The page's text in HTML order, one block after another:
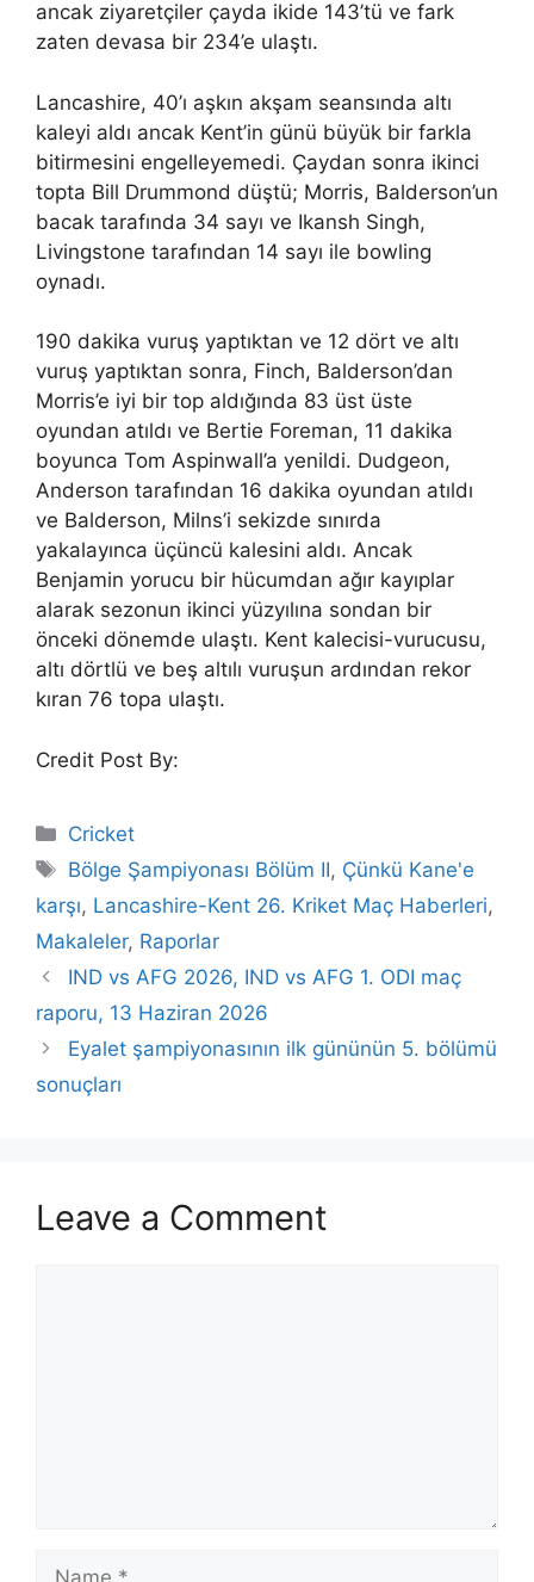
ancak ziyaretçiler çayda ikide 143’tü ve fark
zaten devasa bir 234’e ulaştı.
Lancashire, 40’ı aşkın akşam seansında altı
kaleyi aldı ancak Kent’in günü büyük bir farkla
bitirmesini engelleyemedi. Çaydan sonra ikinci
topta Bill Drummond düştü; Morris, Balderson’un
bacak tarafında 34 sayı ve Ikansh Singh,
Livingstone tarafından 14 sayı ile bowling
oynadı.
190 dakika vuruş yaptıktan ve 12 dört ve altı
vuruş yaptıktan sonra, Finch, Balderson’dan
Morris’e iyi bir top aldığında 83 üst üste
oyundan atıldı ve Bertie Foreman, 11 dakika
boyunca Tom Aspinwall’a yenildi. Dudgeon,
Anderson tarafından 16 dakika oyundan atıldı
ve Balderson, Milns’i sekizde sınırda
yakalayınca üçüncü kalesini aldı. Ancak
Benjamin yorucu bir hücumdan ağır kayıplar
alarak sezonun ikinci yüzyılına sondan bir
önceki dönemde ulaştı. Kent kalecisi-vurucusu,
altı dörtlü ve beş altılı vuruşun ardından rekor
kıran 76 topa ulaştı.
Credit Post By:
Categories
Cricket
Tags
Bölge Şampiyonası Bölüm II, Çünkü Kane'e
karşı, Lancashire-Kent 26. Kriket Maç Haberleri,
Makaleler, Raporlar
IND vs AFG 2026, IND vs AFG 1. ODI maç
raporu, 13 Haziran 2026
Eyalet şampiyonasının ilk gününün 5. bölümü
sonuçları
Leave a Comment